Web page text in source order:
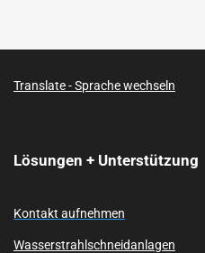
Translate - Sprache wechseln
Lösungen + Unterstützung
Kontakt aufnehmen
Wasserstrahlschneidanlagen